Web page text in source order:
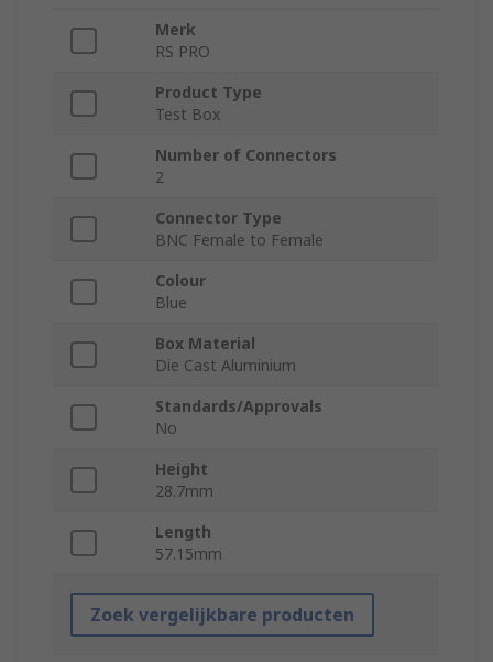
Merk
RS PRO
Product Type
Test Box
Number of Connectors
2
Connector Type
BNC Female to Female
Colour
Blue
Box Material
Die Cast Aluminium
Standards/Approvals
No
Height
28.7mm
Length
57.15mm
Zoek vergelijkbare producten